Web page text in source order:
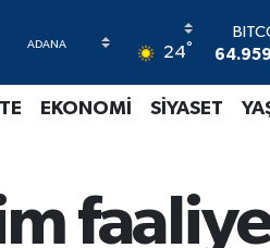
24°
GRAM
EKONOMİ SİYASET